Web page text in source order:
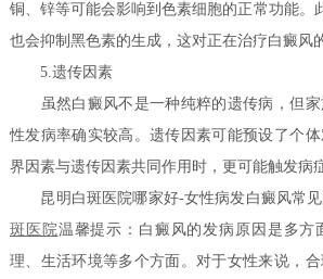
铜、锌等可能会影响到色素细胞的正常功能。
也会抑制黑色素的生成，这对正在治疗白癜风
5.遗传因素
虽然白癜风不是一种纯粹的遗传病，但家
性发病率确实较高。遗传因素可能预设了个
界因素与遗传因素共同作用时，更可能触发病
昆明白斑医院哪家好-女性病发白癜风常见
斑医院温馨提示：白癜风的发病原因是多方
理、生活环境等多个方面。对于女性来说，